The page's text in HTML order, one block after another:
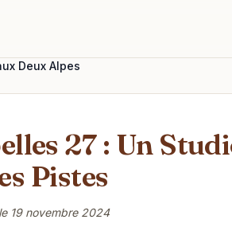
Deux Alpes
27 : Un
Pistes
19 novembre 2024